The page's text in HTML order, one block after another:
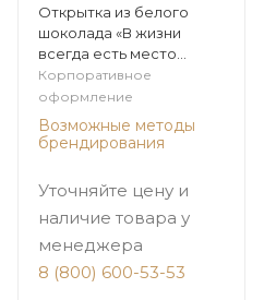
Открытка из белого
шоколада «В жизни
всегда есть место
подвигам» по
индивидуальному заказу
Корпоративное
оформление
Возможные методы
брендирования
Уточняйте цену и
наличие товара у
менеджера
8 (800) 600-53-53